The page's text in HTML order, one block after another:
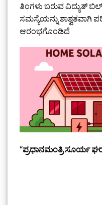
ತಿಂಗಳು ಬರುವ ವಿದ್ಯುತ್
ಸಮಸ್ಯೆಯನ್ನು ಶಾಶ್ವತವಾಗಿ
ಆರಂಭಗೊಂಡಿದೆ
“ಪ್ರಧಾನಮಂತ್ರಿ ಸೂರ್ಯ